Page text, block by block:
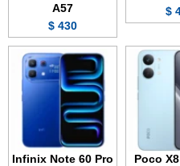
A57
430 $
Poco
Infinix Note 60 Pro